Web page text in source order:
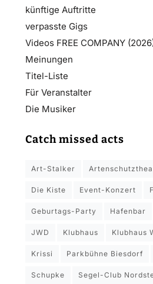
künftige Auftritte
verpasste Gigs
Videos FREE COMPANY
Meinungen
Titel-Liste
Für Veranstalter
Die Musiker
Catch missed acts
Art-Stalker
Die Kiste Event-Konzert
Geburtags-Party Hafenbar
JWD Klubhaus
Krissi Parkbühne Biesdorf
Schupke Segel-Club